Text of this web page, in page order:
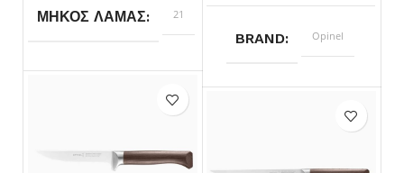
ΜΗΚΟΣ ΛΑΜΑΣ 21
BRAND Opinel